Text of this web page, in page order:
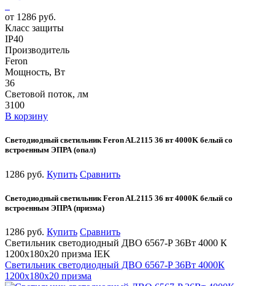
от 1286 руб.
Класс защиты
IP40
Производитель
Feron
Мощность, Вт
36
Световой поток, лм
3100
В корзину
Светодиодный светильник Feron AL2115 36 вт 4000K белый со
встроенным ЭПРА (опал)
1286 руб. Купить Сравнить
Светодиодный светильник Feron AL2115 36 вт 4000K белый со
встроенным ЭПРА (призма)
1286 руб. Купить Сравнить
Светильник светодиодный ДВО 6567-P 36Вт 4000 К
1200х180х20 призма IEK
Светильник светодиодный ДВО 6567-P 36Вт 4000К
1200х180х20 призма